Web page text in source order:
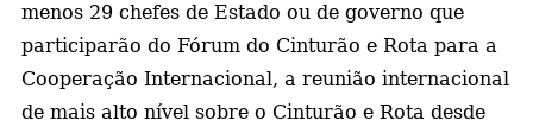
menos 29 chefes de Estado ou de governo que
participarão do Fórum do Cinturão e Rota para a
Cooperação Internacional, a reunião internacional
de mais alto nível sobre o Cinturão e Rota desde